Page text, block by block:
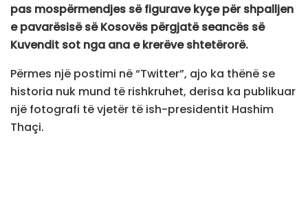
pas mospërmendjes së figurave kyçe për shpalljen
e pavarësisë së Kosovës përgjatë seancës së
Kuvendit sot nga ana e krerëve shtetërorë.
Përmes një postimi në “Twitter”, ajo ka thënë se
historia nuk mund të rishkruhet, derisa ka publikuar
një fotografi të vjetër të ish-presidentit Hashim
Thaçi.